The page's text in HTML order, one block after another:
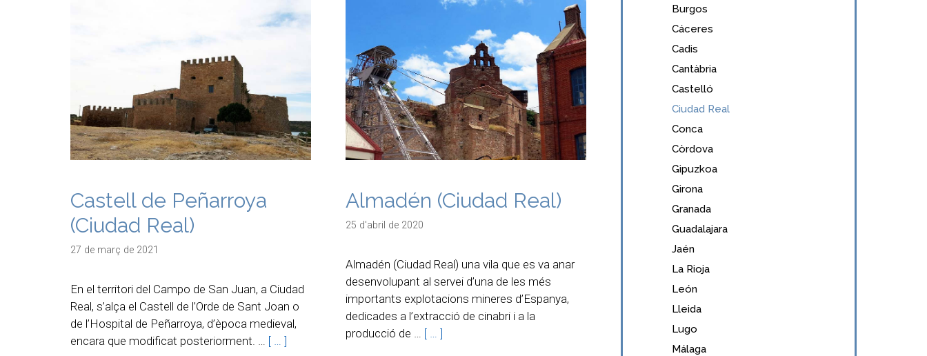
Castell de Peñarroya
(Ciudad Real)
27 de març de 2021
En el territori del Campo de San Juan, a Ciudad
Real, s’alça el Castell de l’Orde de Sant Joan o
de l’Hospital de Peñarroya, d’època medieval,
encara que modificat posteriorment. … [ … ]
Almadén (Ciudad Real)
25 d'abril de 2020
Almadén (Ciudad Real) una vila que es va anar
desenvolupant al servei d’una de les més
importants explotacions mineres d’Espanya,
dedicades a l’extracció de cinabri i a la
producció de … [ … ]
Burgos
Cáceres
Cadis
Cantàbria
Castelló
Ciudad Real
Conca
Còrdova
Gipuzkoa
Girona
Granada
Guadalajara
Jaén
La Rioja
León
Lleida
Lugo
Málaga